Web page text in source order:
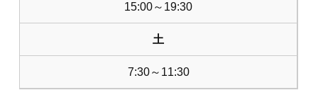
15:00～19:30
土
7:30～11:30